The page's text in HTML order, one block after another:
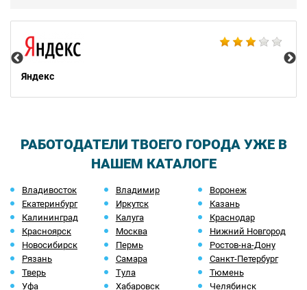
Яндекс
РАБОТОДАТЕЛИ ТВОЕГО ГОРОДА УЖЕ В
НАШЕМ КАТАЛОГЕ
Владивосток Владимир
Воронеж
Екатеринбург
Иркутск
Казань
Калининград
Калуга
Краснодар
Красноярск
Москва
Нижний Новгород
Новосибирск
Пермь
Ростов-на-Дону
Рязань
Самара
Санкт-Петербург
Тверь
Тула
Тюмень
Уфа
Хабаровск Челябинск